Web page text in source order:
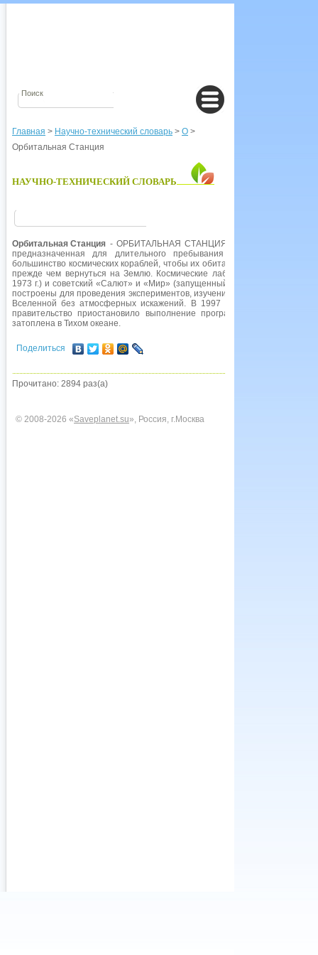
Главная > Научно-технический словарь > О >
Орбитальная Станция
НАУЧНО-ТЕХНИЧЕСКИЙ СЛОВАРЬ
Орбитальная Станция - ОРБИТАЛЬНАЯ СТАНЦИЯ, конструкция,
предназначенная для длительного пребывания человека.
большинство космических кораблей, чтобы их обитатели - космонавты и
прежде чем вернуться на Землю. Космические лаборатории, такие как
1973 г.) и советский «Салют» и «Мир» (запущенный в 1971-1986 гг.)
построены для проведения экспериментов, изучения Солнечной
Вселенной без атмосферных искажений. В 1997 г. «Мир» претерпел
правительство приостановило выполнение программы. В марте
затоплена в Тихом океане.
Поделиться
Прочитано: 2894 раз(а)
© 2008-2026 «Saveplanet.su», Россия, г.Москва